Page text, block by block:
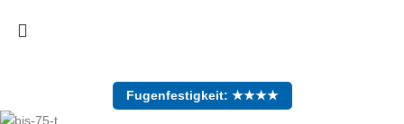
Fugenfestigkeit: ★★★★